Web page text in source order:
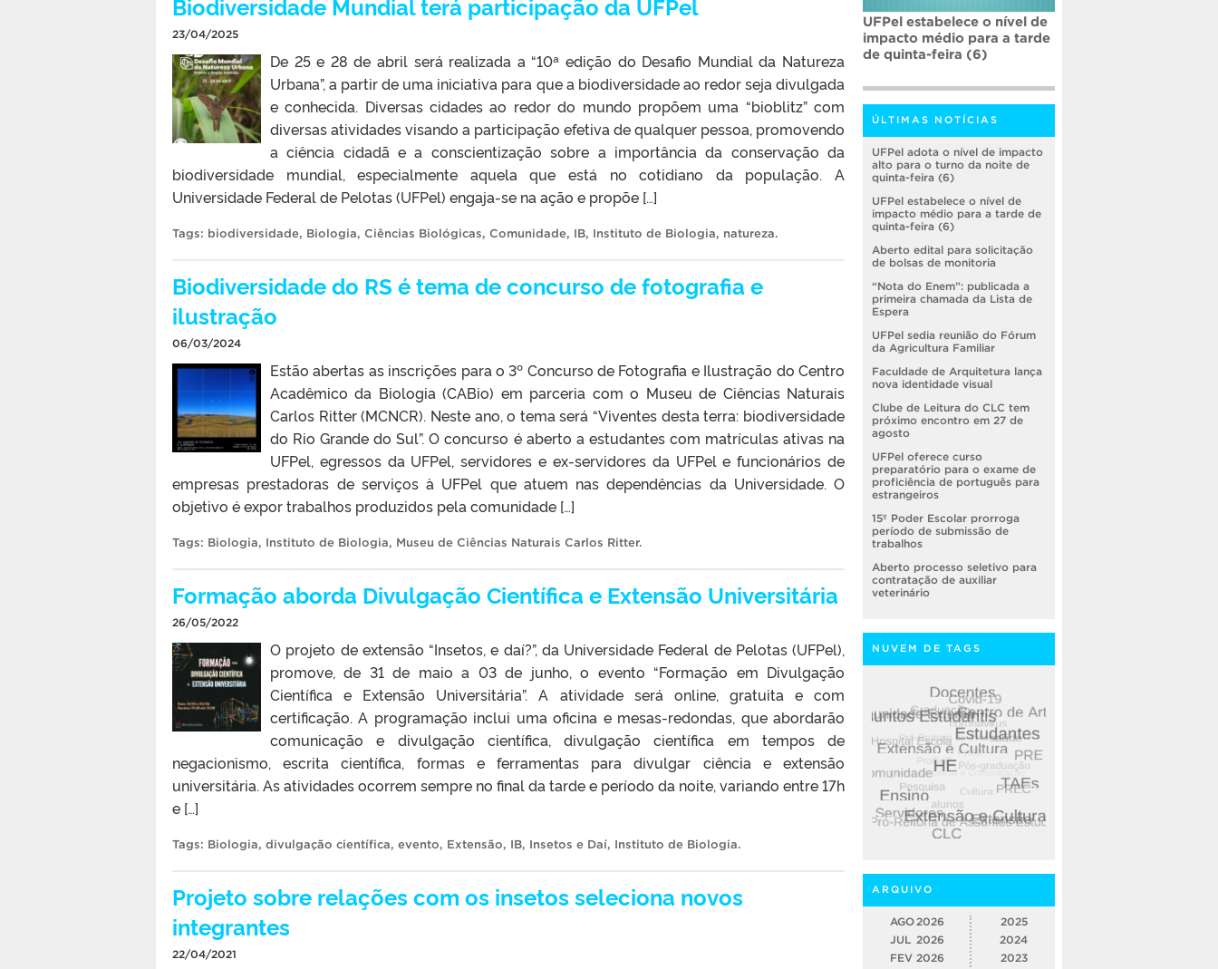
23/04/2025
De 25 e 28 de abril será realizada a “10ª edição do Desafio Mundial da Natureza
Urbana”, a partir de uma iniciativa para que a biodiversidade ao redor seja divulgada
e conhecida. Diversas cidades ao redor do mundo propõem uma “bioblitz” com
diversas atividades visando a participação efetiva de qualquer pessoa, promovendo
a ciência cidadã e a conscientização sobre a importância da conservação da
biodiversidade mundial, especialmente aquela que está no cotidiano da população. A
Universidade Federal de Pelotas (UFPel) engaja-se na ação e propõe […]
Tags: biodiversidade, Biologia, Ciências Biológicas, Comunidade, IB, Instituto de Biologia, natureza.
Biodiversidade do RS é tema de concurso de fotografia e
ilustração
06/03/2024
Estão abertas as inscrições para o 3º Concurso de Fotografia e Ilustração do Centro
Acadêmico da Biologia (CABio) em parceria com o Museu de Ciências Naturais
Carlos Ritter (MCNCR). Neste ano, o tema será “Viventes desta terra: biodiversidade
do Rio Grande do Sul”. O concurso é aberto a estudantes com matrículas ativas na
UFPel, egressos da UFPel, servidores e ex-servidores da UFPel e funcionários de
empresas prestadoras de serviços à UFPel que atuem nas dependências da Universidade. O
objetivo é expor trabalhos produzidos pela comunidade […]
Tags: Biologia, Instituto de Biologia, Museu de Ciências Naturais Carlos Ritter.
Formação aborda Divulgação Científica e Extensão Universitária
26/05/2022
O projeto de extensão “Insetos, e daí?”, da Universidade Federal de Pelotas (UFPel),
promove, de 31 de maio a 03 de junho, o evento “Formação em Divulgação
Científica e Extensão Universitária”. A atividade será online, gratuita e com
certificação. A programação inclui uma oficina e mesas-redondas, que abordarão
comunicação e divulgação científica, divulgação científica em tempos de
negacionismo, escrita científica, formas e ferramentas para divulgar ciência e extensão
universitária. As atividades ocorrem sempre no final da tarde e período da noite, variando entre 17h
e […]
Tags: Biologia, divulgação científica, evento, Extensão, IB, Insetos e Daí, Instituto de Biologia.
Projeto sobre relações com os insetos seleciona novos
integrantes
22/04/2021
UFPel estabelece o nível de
impacto médio para a tarde
de quinta-feira (6)
ÚLTIMAS NOTÍCIAS
UFPel adota o nível de impacto
alto para o turno da noite de
quinta-feira (6)
UFPel estabelece o nível de
impacto médio para a tarde de
quinta-feira (6)
Aberto edital para solicitação
de bolsas de monitoria
“Nota do Enem”: publicada a
primeira chamada da Lista de
Espera
UFPel sedia reunião do Fórum
da Agricultura Familiar
Faculdade de Arquitetura lança
nova identidade visual
Clube de Leitura do CLC tem
próximo encontro em 27 de
agosto
UFPel oferece curso
preparatório para o exame de
proficiência de português para
estrangeiros
15º Poder Escolar prorroga
período de submissão de
trabalhos
Aberto processo seletivo para
contratação de auxiliar
veterinário
NUVEM DE TAGS
ARQUIVO
AGO 2026
JUL 2026
FEV 2026
2025
2024
2023